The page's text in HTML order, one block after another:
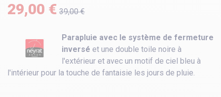
29,00 € 39,00 €
Parapluie avec le système de fermeture
inversé et une double toile noire à
l'extérieur et avec un motif de ciel bleu à
l'intérieur pour la touche de fantaisie les jours de pluie.